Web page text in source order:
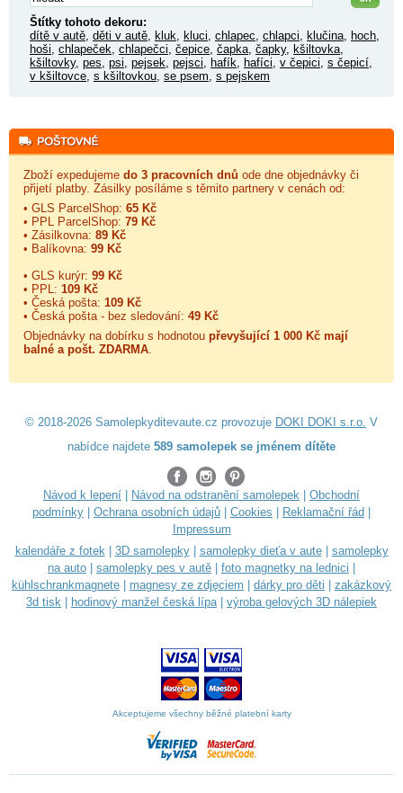
Štítky tohoto dekoru:
dítě v autě děti v autě kluk kluci chlapec chlapci klučina hoch
hoši chlapeček chlapečci čepice čapka čapky, kšiltovka
kšiltovky, pes psi pejsek pejsci hafík hafíci v čepici s čepicí
v kšiltovce s kšiltovkou se psem s pejskem
Zboží expedujeme do 3 pracovních dnů ode dne objednávky či
přijetí platby. Zásilky posíláme s těmito partnery v cenách od:
• GLS ParcelShop: 65 Kč
• PPL ParcelShop: 79 Kč
• Zásilkovna: 89 Kč
• Balíkovna: 99 Kč
• GLS kurýr: 99 Kč
• PPL: 109 Kč
• Česká pošta: 109 Kč
• Česká pošta - bez sledování: 49 Kč
Objednávky na dobírku s hodnotou převyšující 1 000 Kč mají
balné a pošt. ZDARMA
© 2018-2026 Samolepkyditevaute.cz provozuje DOKI DOKI s.r.o. V
nabídce najdete 589 samolepek se jménem dítěte
Návod k lepení Návod na odstranění samolepek
Obchodní
podmínky
Ochrana osobních údajů Cookies Reklamační řád
Impressum
kalendáře z fotek| 3D samolepky| samolepky dieťa v aute| samolepky
na auto
samolepky pes v autě foto magnetky na lednici
kühlschrankmagnete
magnesy ze zdjęciem dárky pro děti
zakázkový
3d tisk
hodinový manžel česká lípa| výroba gelových 3D nálepiek
Akceptujeme všechny běžné platební karty